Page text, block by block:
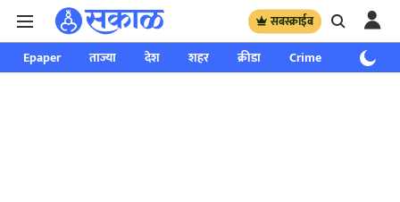
सबस्क्राईब
Epaper ताज्या देश शहर क्रीडा Crime साप्ताहिक